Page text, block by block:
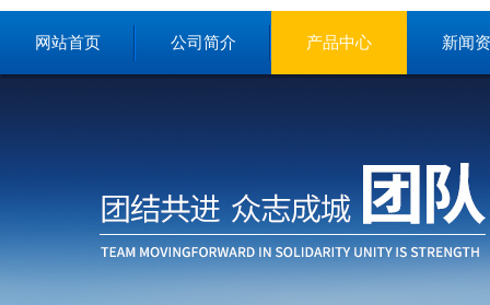
网站首页 公司简介 产品中心 新闻